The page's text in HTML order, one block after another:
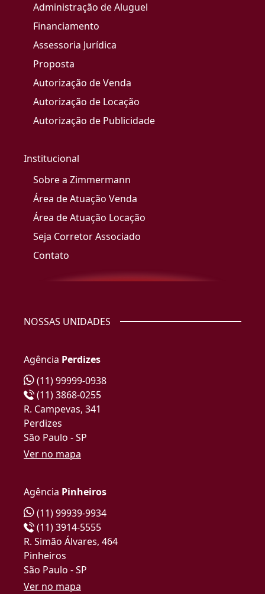
Administração de Aluguel
Financiamento
Assessoria Jurídica
Proposta
Autorização de Venda
Autorização de Locação
Autorização de Publicidade
Institucional
Sobre a Zimmermann
Área de Atuação Venda
Área de Atuação Locação
Seja Corretor Associado
Contato
NOSSAS UNIDADES
Agência Perdizes
(11) 99999-0938
(11) 3868-0255
R. Campevas, 341
Perdizes
São Paulo - SP
Ver no mapa
Agência Pinheiros
(11) 99939-9934
(11) 3914-5555
R. Simão Álvares, 464
Pinheiros
São Paulo - SP
Ver no mapa